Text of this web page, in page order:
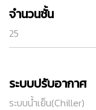
จำนวนชั้น
25
ระบบปรับอากาศ
ระบบน้ำเย็น(Chiller)